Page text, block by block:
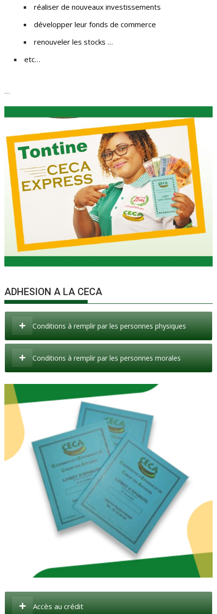
réaliser de nouveaux investissements
développer leur fonds de commerce
renouveler les stocks …
etc…
...
ADHESION A LA CECA
Conditions à remplir par les personnes physiques
Conditions à remplir par les personnes morales
Accès au crédit